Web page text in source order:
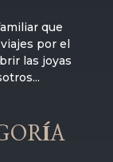
que
por el
las joyas